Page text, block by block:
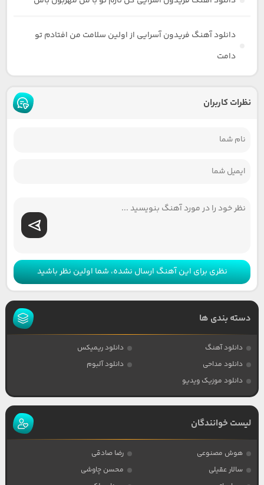
دانلود آهنگ فریدون آسرایی از اولین سلامت من افتادم تو
دامت
نظرات کاربران
نظری برای این آهنگ ارسال نشده، شما اولین نظر باشید
دسته بندی ها
دانلود آهنگ
دانلود ریمیکس
دانلود مداحی
دانلود آلبوم
دانلود موزیک ویدیو
لیست خوانندگان
هوش مصنوعی
رضا صادقی
سالار عقیلی
محسن چاوشی